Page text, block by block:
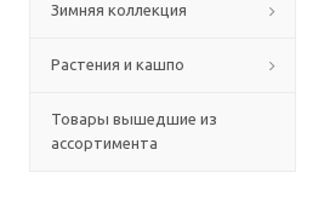
Зимняя коллекция
Растения и кашпо
Товары вышедшие из
ассортимента